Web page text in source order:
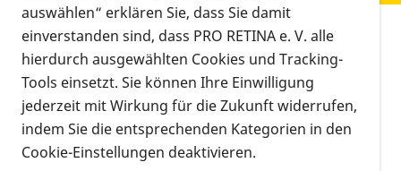
Vorlesen
Liebe Abonnenten,
auf der Jahrestagung der Association für Research
and Ophthalmology (ARVO) vom 3. bis 7. Mai 2026
in Denver, Colorado wurde über die 3-Jahres-
auswählen“ erklären Sie, dass Sie damit
einverstanden sind, dass PRO RETINA e. V. alle
hierdurch ausgewählten Cookies und Tracking-
Tools einsetzt. Sie können Ihre Einwilligung
jederzeit mit Wirkung für die Zukunft widerrufen,
indem Sie die entsprechenden Kategorien in den
Cookie-Einstellungen deaktivieren.